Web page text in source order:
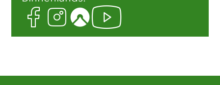
FacebookInstagram
KomootYoutube